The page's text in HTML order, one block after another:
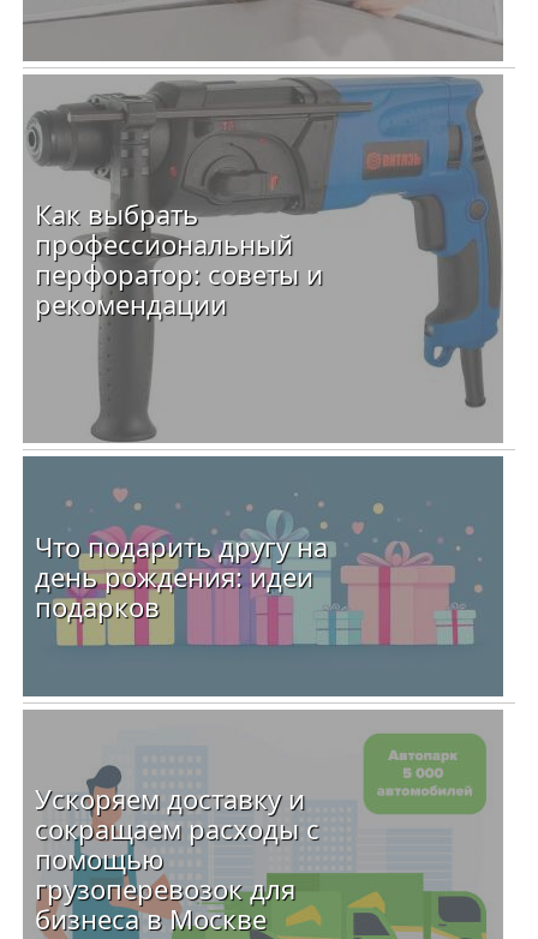
Как выбрать
профессиональный
перфоратор: советы и
рекомендации
Что подарить другу на
день рождения: идеи
подарков
Ускоряем доставку и
сокращаем расходы с
помощью
грузоперевозок для
бизнеса в Москве